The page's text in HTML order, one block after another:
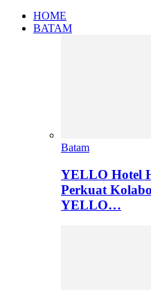
HOME
BATAM
Batam
YELLO Hotel
Perkuat
YELLO…